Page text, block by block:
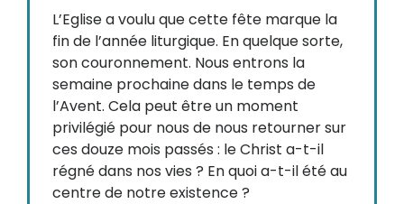
L’Eglise a voulu que cette fête marque la
fin de l’année liturgique. En quelque sorte,
son couronnement. Nous entrons la
semaine prochaine dans le temps de
l’Avent. Cela peut être un moment
privilégié pour nous de nous retourner sur
ces douze mois passés : le Christ a-t-il
régné dans nos vies ? En quoi a-t-il été au
centre de notre existence ?